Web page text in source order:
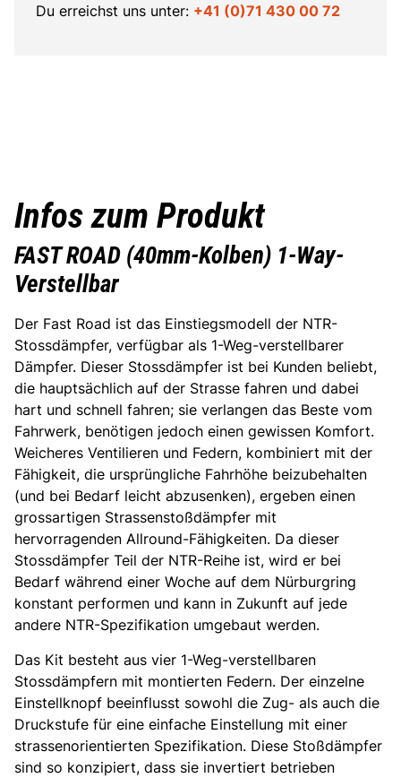
Du erreichst uns unter: +41 (0)71 430 00 72
Infos zum Produkt
FAST ROAD (40mm-Kolben) 1-Way-
Verstellbar
Der Fast Road ist das Einstiegsmodell der NTR-
Stossdämpfer, verfügbar als 1-Weg-verstellbarer
Dämpfer. Dieser Stossdämpfer ist bei Kunden beliebt,
die hauptsächlich auf der Strasse fahren und dabei
hart und schnell fahren; sie verlangen das Beste vom
Fahrwerk, benötigen jedoch einen gewissen Komfort.
Weicheres Ventilieren und Federn, kombiniert mit der
Fähigkeit, die ursprüngliche Fahrhöhe beizubehalten
(und bei Bedarf leicht abzusenken), ergeben einen
grossartigen Strassenstoßdämpfer mit
hervorragenden Allround-Fähigkeiten. Da dieser
Stossdämpfer Teil der NTR-Reihe ist, wird er bei
Bedarf während einer Woche auf dem Nürburgring
konstant performen und kann in Zukunft auf jede
andere NTR-Spezifikation umgebaut werden.
Das Kit besteht aus vier 1-Weg-verstellbaren
Stossdämpfern mit montierten Federn. Der einzelne
Einstellknopf beeinflusst sowohl die Zug- als auch die
Druckstufe für eine einfache Einstellung mit einer
strassenorientierten Spezifikation. Diese Stoßdämpfer
sind so konzipiert, dass sie invertiert betrieben